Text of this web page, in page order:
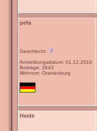
pefa
Geschlecht:
Anmeldungsdatum: 01.12.2010
Beiträge: 2843
Wohnort: Oranienburg
Heide